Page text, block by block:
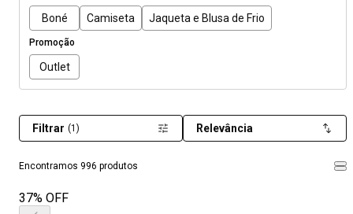
Boné Camiseta Jaqueta e Blusa de Frio
Promoção
Outlet
Encontramos 996 produtos
Filtrar (1) Relevância
37% OFF